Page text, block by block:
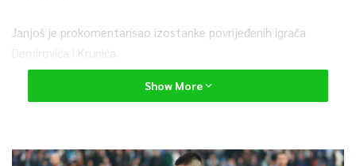
Janjoš je prokomentarisao izostanke povrijeđenih igrača
Demirovića i Krunića.
“Oni su sigurno jedni od nosioca igre i njihov izostanak će
adekvatne zamjene. Ja vjerujem da ćemo uspjeti u tome. Žao
Show More